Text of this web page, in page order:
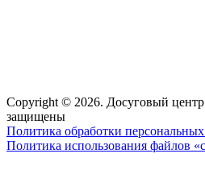
Copyright © 2026. Досуговый
защищены
Политика обработки
Политика использования файлов